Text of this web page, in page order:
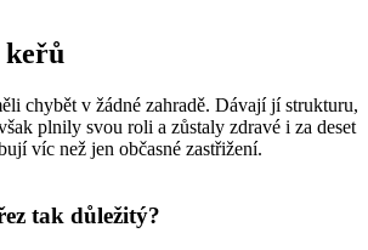
keřů
chybět v žádné zahradě. Dávají jí strukturu,
plnily svou roli a zůstaly zdravé i za deset
víc než jen občasné zastřižení.
tak důležitý?